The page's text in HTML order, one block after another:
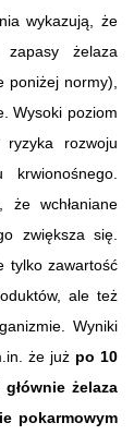
wykazują, że
żelaza
poniżej normy),
Wysoki poziom
rozwoju
że wchłaniane
zwiększa się.
tylko zawartość
ale też
Wyniki
że już po 10
żelaza
pokarmowym